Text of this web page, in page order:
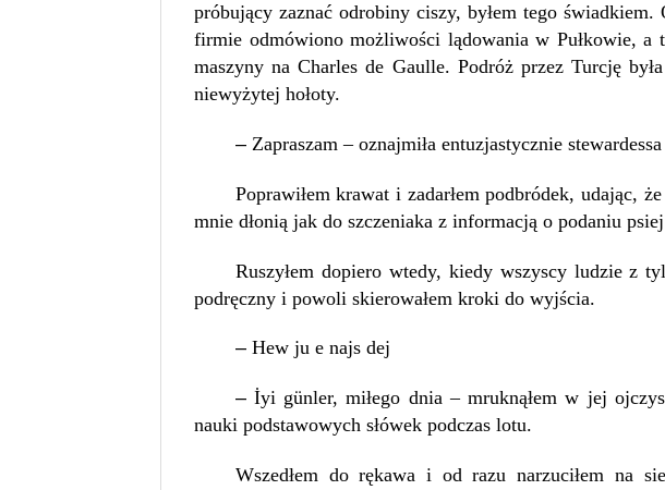
próbujący zaznać odrobiny ciszy, byłem tego
firmie odmówiono możliwości lądowania w Pułkowie, a
maszyny na Charles de Gaulle. Podróż przez Turcję
niewyżytej hołoty.
– Zapraszam – oznajmiła entuzjastycznie
Poprawiłem krawat i zadarłem podbródek, udając,
mnie dłonią jak do szczeniaka z informacją o podaniu
Ruszyłem dopiero wtedy, kiedy wszyscy ludzie z
podręczny i powoli skierowałem kroki do wyjścia.
– Hew ju e najs dej
–İyi günler,miłego dnia– mruknąłem w jej
nauki podstawowych słówek podczas lotu.
Wszedłem do rękawa i od razu narzuciłem na